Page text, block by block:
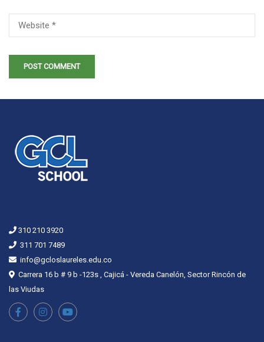
310 210 3920
311 701 7489
info@gcloslaureles.edu.co
Carrera 16 b # 9 b -123s , Cajicá - Vereda Canelón, Sector Rincón de
las Viudas